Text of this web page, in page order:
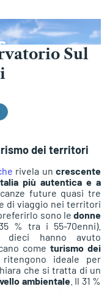
Sul
dei territori
rivela un crescente
più autentica e a
future quasi tre
di viaggio nei territori
sono le donne
% tra i 55-70enni).
dieci hanno avuto
cometurismo dei
ideale per
che si tratta di un
ambientale. Il 31 %